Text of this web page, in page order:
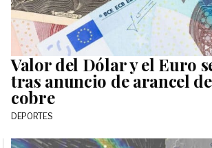
Valor del Dólar y el Euro
tras anuncio de arancel
cobre
DEPORTES